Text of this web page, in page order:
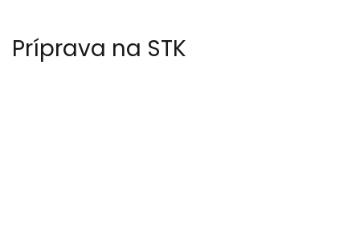
Príprava na STK